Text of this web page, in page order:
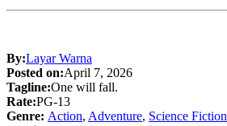
By:Layar Warna
Posted on:April 7, 2026
Tagline:One will fall.
Rate:PG-13
Genre: Action, Adventure, Science Fiction